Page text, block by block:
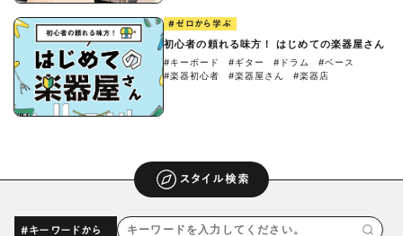
#ゼロから学ぶ
初心者の頼れる味方！ はじめての楽器屋さん
#キーボード #ギター #ドラム
#ベース
#楽器初心者
#楽器屋さん #楽器店
スタイル検索
#キーワードから